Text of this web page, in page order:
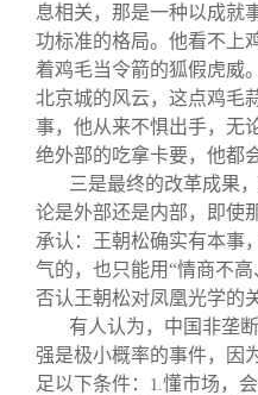
息相关，那是一种以成就
功标准的格局。他看不上
着鸡毛当令箭的狐假虎威
北京城的风云，这点鸡毛
事，他从来不惧出手，无
绝外部的吃拿卡要，他都
三是最终的改革成果
论是外部还是内部，即使
承认：王朝松确实有本事
气的，也只能用“情商不
否认王朝松对凤凰光学的
有人认为，中国非垄
强是极小概率的事件，因
足以下条件：
1. 懂市场，会